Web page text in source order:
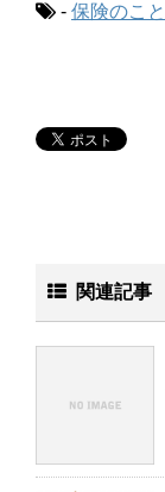
- 保険のこと
関連記事